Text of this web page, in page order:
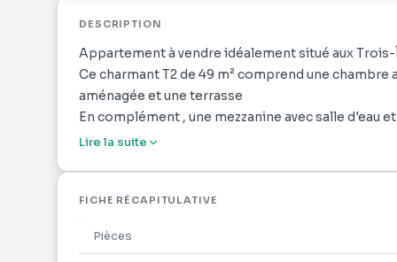
DESCRIPTION
Appartement à vendre idéalement situé aux Trois-
Ce charmant T2 de 49 m² comprend une chambre
aménagée et une terrasse
En complément , une mezzanine avec salle d'eau
Commerces et plage facilement accessible en
Référence agence : 2390
Lire la suite
FICHE RÉCAPITULATIVE
Pièces